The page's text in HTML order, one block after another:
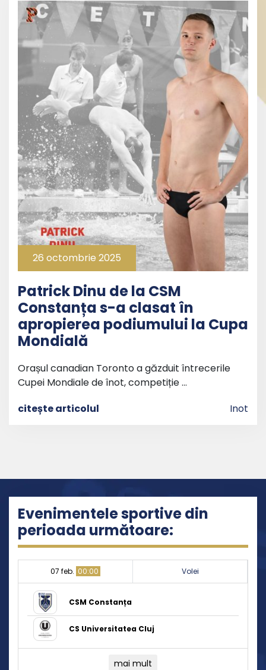
26 octombrie 2025
Patrick Dinu de la CSM
Constanța s-a clasat în
apropierea podiumului la Cupa
Mondială
Orașul canadian Toronto a găzduit întrecerile
Cupei Mondiale de înot, competiție …
citește articolul
Inot
Evenimentele sportive din
perioada următoare:
07 feb. 00:00 Volei
CSM Constanța
CS Universitatea Cluj
mai mult